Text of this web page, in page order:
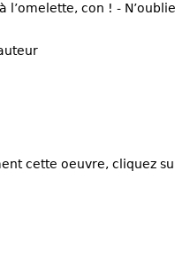
l’omelette, con ! -
cette oeuvre, cliquez